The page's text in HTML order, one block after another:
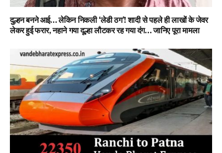
दुल्हन बनने आई… लेकिन निकली ‘लेडी ठग’! शादी से पहले ही लाखों के जेवर
लेकर हुई फरार, नहाने गया दूल्हा लौटकर रह गया दंग… जानिए पूरा मामला